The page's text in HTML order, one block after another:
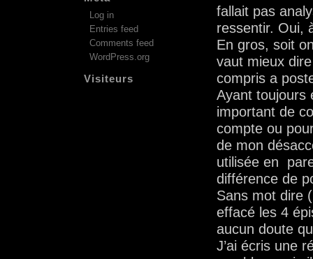
fallait pas
ressentir. Oui,
En gros, soit
vaut mieux dire
compris a
Ayant toujours
important de
compte ou
de mon
utilisée en
différence de
Sans mot dire
effacé les 4
aucun doute
J’ai écris une
Log in
Entries feed
Comments feed
WordPress.org
Visiteurs